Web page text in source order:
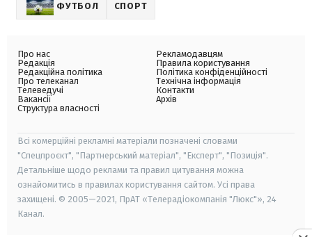
ФУТБОЛ СПОРТ
Про нас
Редакція
Редакційна політика
Про телеканал
Телеведучі
Вакансії
Структура власності
Рекламодавцям
Правила користування
Політика конфіденційності
Технічна інформація
Контакти
Архів
Всі комерційні рекламні матеріали позначені словами
"Спецпроєкт", "Партнерський матеріал", "Експерт", "Позиція".
Детальніше щодо реклами та правил цитування можна
ознайомитись в правилах користування сайтом. Усі права
захищені. © 2005—2021, ПрАТ «Телерадіокомпанія "Люкс"», 24
Канал.